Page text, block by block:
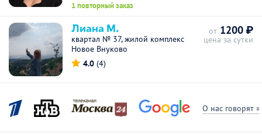
1 повторный заказ
Лиана М.
квартал № 37, жилой комплекс
Новое Внуково
4.0 (4)
от 1200 ₽
цена за сутки
О нас говорят »